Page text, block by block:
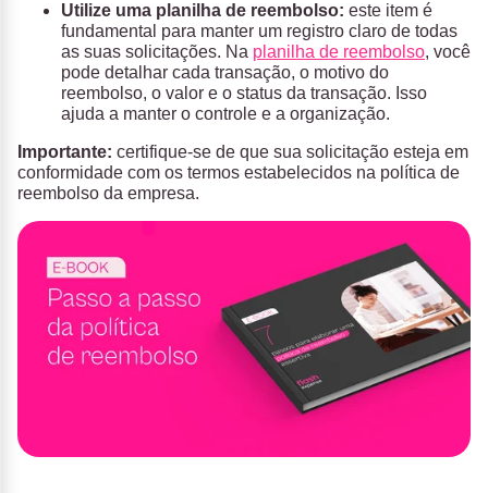
Utilize uma planilha de reembolso: este item é
fundamental para manter um registro claro de todas
as suas solicitações. Na planilha de reembolso, você
pode detalhar cada transação, o motivo do
reembolso, o valor e o status da transação. Isso
ajuda a manter o controle e a organização.
Importante: certifique-se de que sua solicitação esteja em
conformidade com os termos estabelecidos na política de
reembolso da empresa.